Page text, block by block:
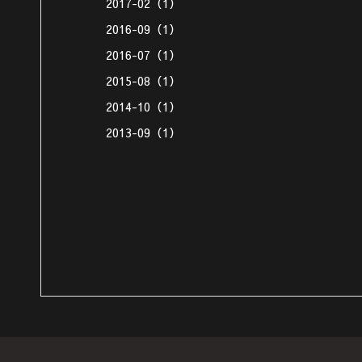
2016-09（1）
2016-07（1）
2015-08（1）
2014-10（1）
2013-09（1）